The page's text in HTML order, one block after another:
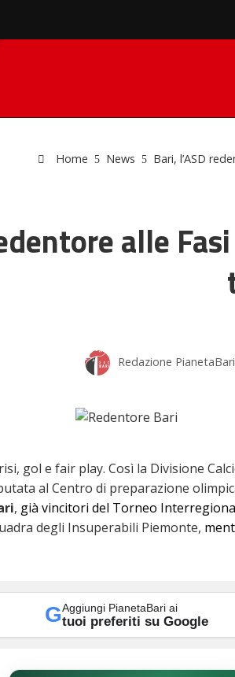
Home News Bari, l’ASD
alle
Redazione PianetaBari
gol e fair play. Così la Divisione
al Centro di preparazione
, già vincitori del Torneo
degli Insuperabili Piemonte,
GAggiungi PianetaBari ai
tuoi preferiti su Google